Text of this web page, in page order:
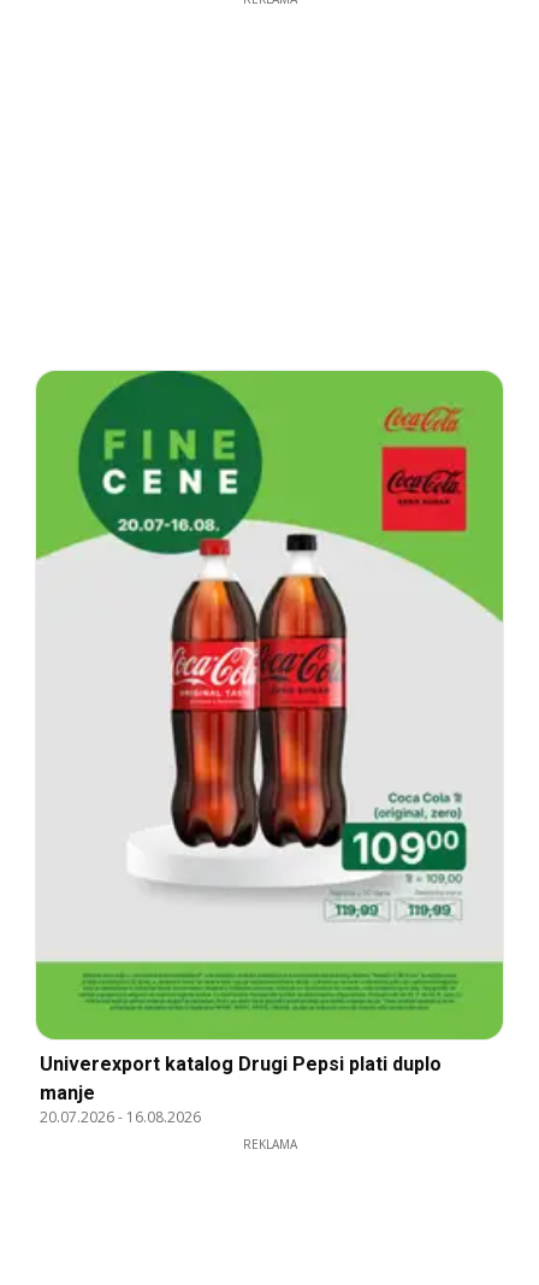
Univerexport katalog Drugi Pepsi plati duplo
manje
20.07.2026- 16.08.2026
REKLAMA